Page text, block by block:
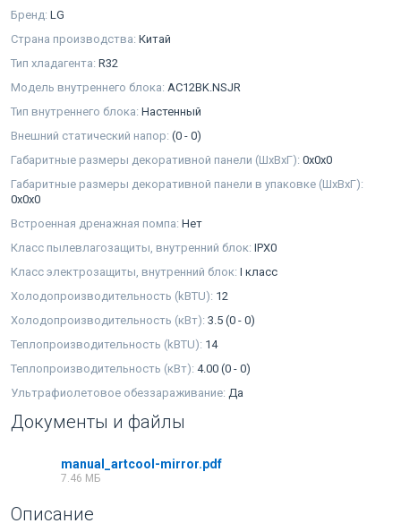
Бренд: LG
Страна производства: Китай
Тип хладагента: R32
Модель внутреннего блока: AC12BK.NSJR
Тип внутреннего блока: Настенный
Внешний статический напор: (0 - 0)
Габаритные размеры декоративной панели (ШxВxГ): 0x0x0
Габаритные размеры декоративной панели в упаковке (ШxВxГ):
0x0x0
Встроенная дренажная помпа: Нет
Класс пылевлагозащиты, внутренний блок: IPX0
Класс электрозащиты, внутренний блок: I класс
Холодопроизводительность (kBTU): 12
Холодопроизводительность (кВт): 3.5 (0 - 0)
Теплопроизводительность (kBTU): 14
Теплопроизводительность (кВт): 4.00 (0 - 0)
Ультрафиолетовое обеззараживание: Да
Документы и файлы
manual_artcool-mirror.pdf
7.46 МБ
Описание